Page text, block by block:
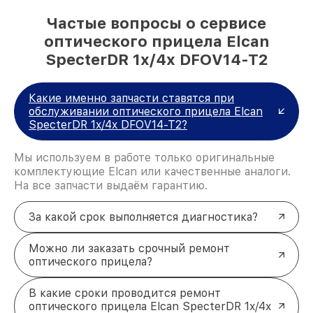
Частые вопросы о сервисе
оптического прицела Elcan
SpecterDR 1x/4x DFOV14-T2
Какие именно запчасти ставятся при
обслуживании оптического прицела Elcan
SpecterDR 1x/4x DFOV14-T2?
Мы используем в работе только оригинальные
комплектующие Elcan или качественные аналоги.
На все запчасти выдаём гарантию.
За какой срок выполняется диагностика?
Можно ли заказать срочный ремонт
оптического прицела?
В какие сроки проводится ремонт
оптического прицела Elcan SpecterDR 1x/4x